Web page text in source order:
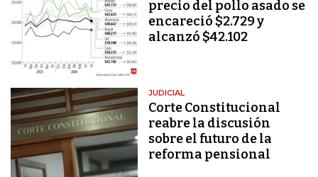
precio del pollo asado se
encareció $2.729 y
alcanzó $42.102
JUDICIAL
Corte Constitucional
reabre la discusión
sobre el futuro de la
reforma pensional